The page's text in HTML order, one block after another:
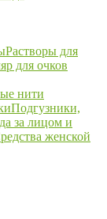
Растворы для
для очков
нити
Подгузники,
за лицом и
женской